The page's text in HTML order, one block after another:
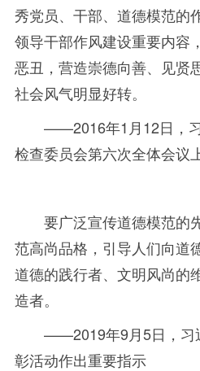
秀党员、干部、道德模范的
领导干部作风建设重要内容
恶丑，营造崇德向善、见贤
社会风气明显好转。
——2016年1月12日，
检查委员会第六次全体会议
要广泛宣传道德模范的
范高尚品格，引导人们向道
道德的践行者、文明风尚的
造者。
——2019年9月5日，习
彰活动作出重要指示